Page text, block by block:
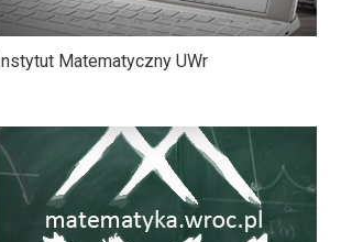
Instytut Matematyczny UWr